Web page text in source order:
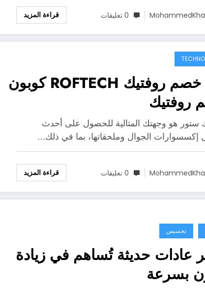
0 تعليقات قراءة المزيد
كود خصم روفتيك ROFTECH كوبون
روفتيك
ستور هو وجهتك المثالية للحصول على أحدث
إكسسوارات الجوال وملحقاتها، بما في ذلك…
0 تعليقات قراءة المزيد
تخسيس
عادات حديثة تُساهم في زيادة
بسرعة